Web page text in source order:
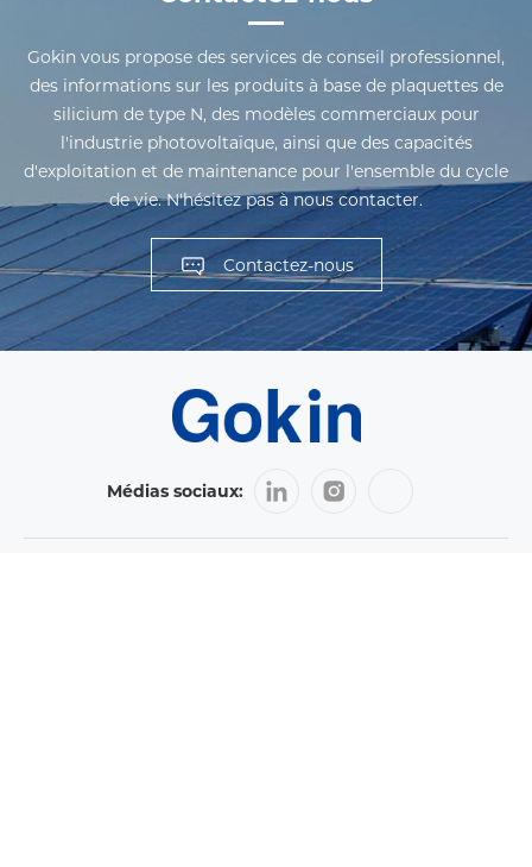
Gokin vous propose des services de conseil professionnel,
des informations sur les produits à base de plaquettes de
silicium de type N, des modèles commerciaux pour
l'industrie photovoltaïque, ainsi que des capacités
d'exploitation et de maintenance pour l'ensemble du cycle
de vie. N'hésitez pas à nous contacter.
Contactez-nous
Médias sociaux: